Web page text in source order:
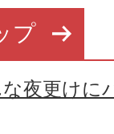
プ
な夜更け